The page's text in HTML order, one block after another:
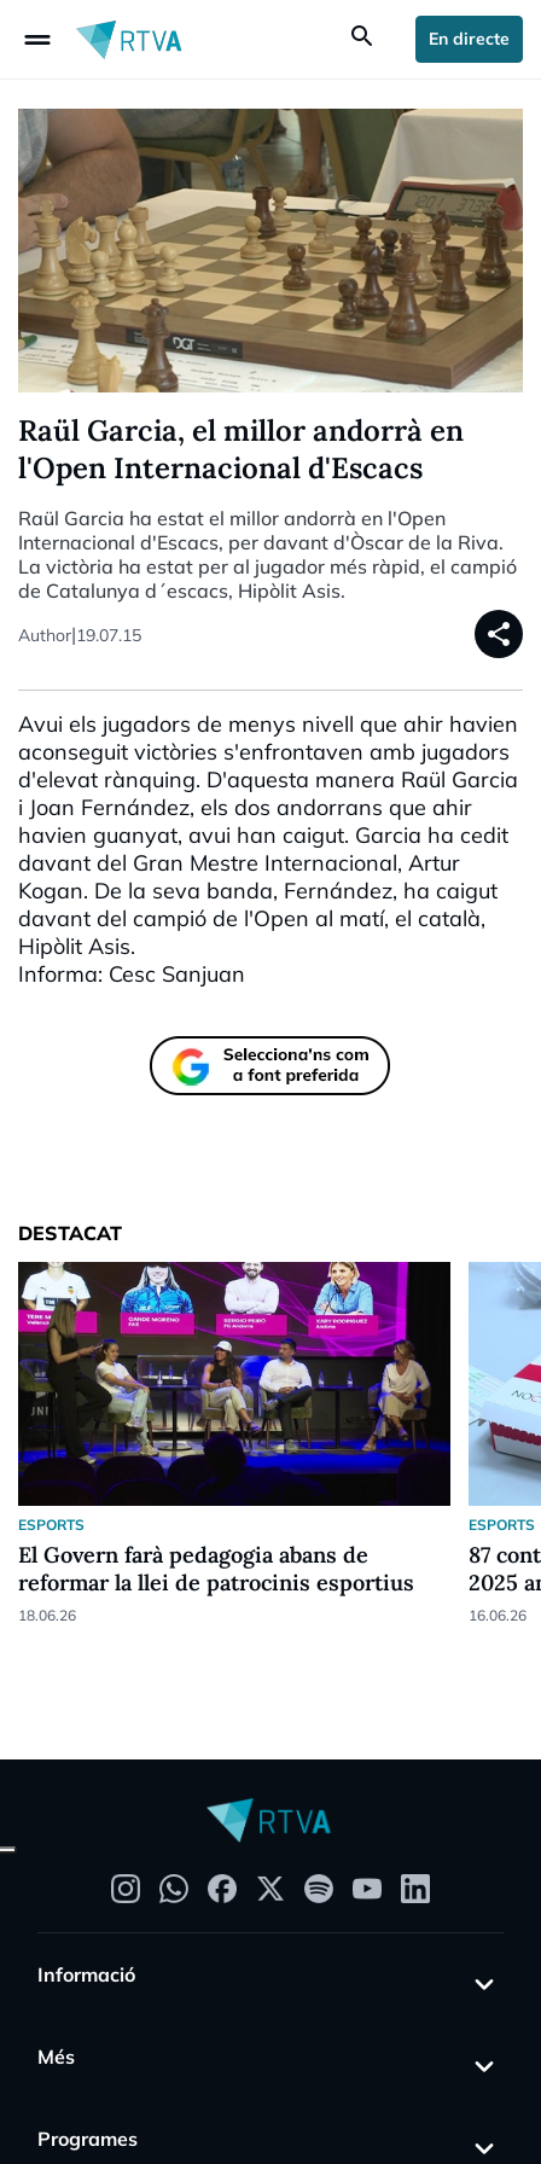
drag_handle search En directe
Raül Garcia, el millor andorrà en
l'Open Internacional d'Escacs
Raül Garcia ha estat el millor andorrà en l'Open
Internacional d'Escacs, per davant d'Òscar de la Riva.
La victòria ha estat per al jugador més ràpid, el campió
de Catalunya d´escacs, Hipòlit Asis.
Author|19.07.15 share
Avui els jugadors de menys nivell que ahir havien
aconseguit victòries s'enfrontaven amb jugadors
d'elevat rànquing. D'aquesta manera Raül Garcia
i Joan Fernández, els dos andorrans que ahir
havien guanyat, avui han caigut. Garcia ha cedit
davant del Gran Mestre Internacional, Artur
Kogan. De la seva banda, Fernández, ha caigut
davant del campió de l'Open al matí, el català,
Hipòlit Asis.
Informa: Cesc Sanjuan
DESTACAT
ESPORTS
El Govern farà pedagogia abans de
reformar la llei de patrocinis esportius
18.06.26
ESPORTS
87
2025
16.06.26
Informació
Més
Programes